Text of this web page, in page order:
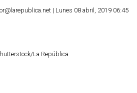
| Lunes 08 abril, 2019 06:45
La República